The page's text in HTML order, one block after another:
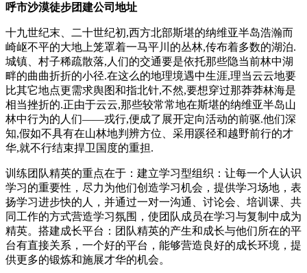
呼市沙漠徒步团建公司地址
十九世纪末、二十世纪初,西方北部斯堪的纳维亚半岛浩瀚而
崎岖不平的大地上笼罩着一马平川的丛林,传布着多数的湖泊.
城镇、村子稀疏散落,人们的交通要是依托那些隐当前林中湖
畔的曲曲折折的小径.在这么的地理境遇中生涯,理当云云地要
比其它地点更需求舆图和指北针,不然,要想穿过那莽莽林海是
相当挫折的.正由于云云,那些较常常地在斯堪的纳维亚半岛山
林中行为的人们——戎行,便成了展开定向活动的前驱.他们深
知,假如不具有在山林地判辨方位、采用蹊径和越野前行的才
华,就不行结束捍卫国度的重担.
训练团队精英的重点在于：建立学习型组织：让每一个人认识
学习的重要性，尽力为他们创造学习机会，提供学习场地，表
扬学习进步快的人，并通过一对一沟通、讨论会、培训课、共
同工作的方式营造学习氛围，使团队成员在学习与复制中成为
精英。搭建成长平台：团队精英的产生和成长与他们所在的平
台有直接关系，一个好的平台，能够营造良好的成长环境，提
供更多的锻炼和施展才华的机会。